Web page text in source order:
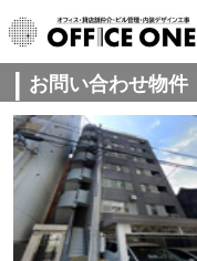
お問い合わせ物件